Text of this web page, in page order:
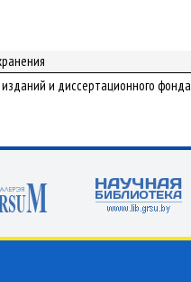
и диссертационного фонда